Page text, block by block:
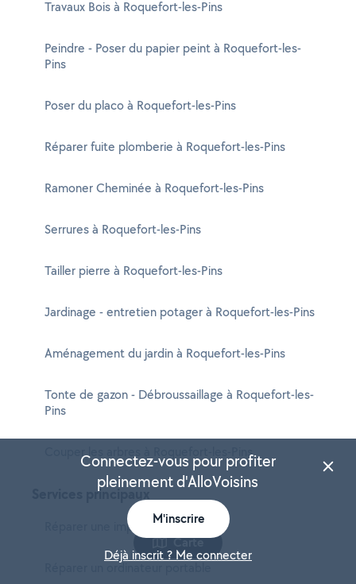
Travaux Bois à Roquefort-les-Pins
Peindre - Poser du papier peint à Roquefort-les-
Pins
Poser du placo à Roquefort-les-Pins
Réparer fuite plomberie à Roquefort-les-Pins
Ramoner Cheminée à Roquefort-les-Pins
Serrures à Roquefort-les-Pins
Tailler pierre à Roquefort-les-Pins
Jardinage - entretien potager à Roquefort-les-Pins
Aménagement du jardin à Roquefort-les-Pins
Tonte de gazon - Débroussaillage à Roquefort-les-
Pins
Couper les arbres à Roquefort-les-Pins
Services principaux
Réparer une imprimante
Réparer un ordinateur portable
Carte
Connectez-vous pour profiter
pleinement d'AlloVoisins
M'inscrire
Déjà inscrit ? Me connecter